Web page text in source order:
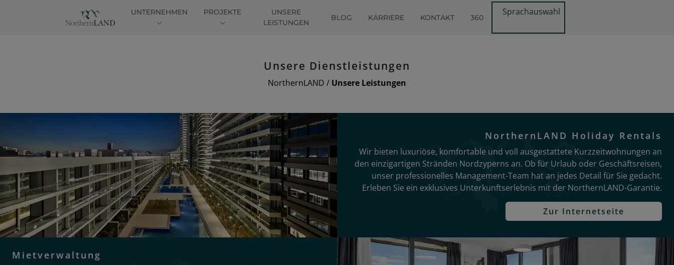
UNTERNEHMEN PROJEKTE
UNSERE
LEISTUNGEN
BLOG KARRIERE KONTAKT 360
Sprachauswahl
Unsere Dienstleistungen
NorthernLAND / Unsere Leistungen
NorthernLAND Holiday Rentals
Wir bieten luxuriöse, komfortable und voll ausgestattete Kurzzeitwohnungen an
den einzigartigen Stränden Nordzyperns an. Ob für Urlaub oder Geschäftsreisen,
unser professionelles Management-Team hat an jedes Detail für Sie gedacht.
Erleben Sie ein exklusives Unterkunftserlebnis mit der NorthernLAND-Garantie.
Zur Internetseite
Mietverwaltung